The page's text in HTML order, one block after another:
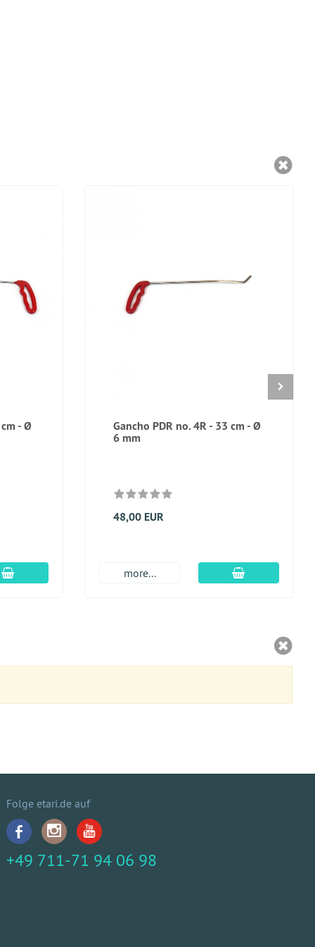
- Ø
En el carro de compras
Gancho PDR no. 4R - 33 cm - Ø
6 mm
48,00 EUR
more... En el carro de
Folge etari.de auf
+49 711-71 94 06 98